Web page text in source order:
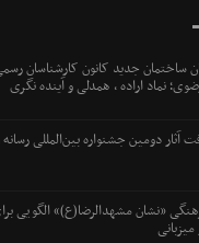
ساختمان جدید کانون کارشناسان
نماد اراده ، همدلی و آینده نگری
آثار دومین جشنواره بین‌المللی
«نشان مشهدالرضا(ع)» الگویی